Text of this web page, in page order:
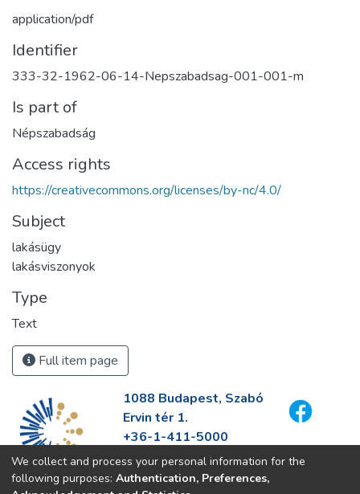
application/pdf
Identifier
333-32-1962-06-14-Nepszabadsag-001-001-m
Is part of
Népszabadság
Access rights
https://creativecommons.org/licenses/by-nc/4.0/
Subject
lakásügy
lakásviszonyok
Type
Text
Full item page
1088 Budapest, Szabó
Ervin tér 1.
+36-1-411-5000
info@fszek.hu
https://fszek.hu
We collect and process your personal information for the
following purposes: Authentication, Preferences,